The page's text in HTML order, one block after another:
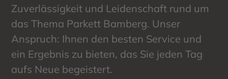
Zuverlässigkeit und Leidenschaft rund um
das Thema Parkett Bamberg. Unser
Anspruch: Ihnen den besten Service und
ein Ergebnis zu bieten, das Sie jeden Tag
aufs Neue begeistert.